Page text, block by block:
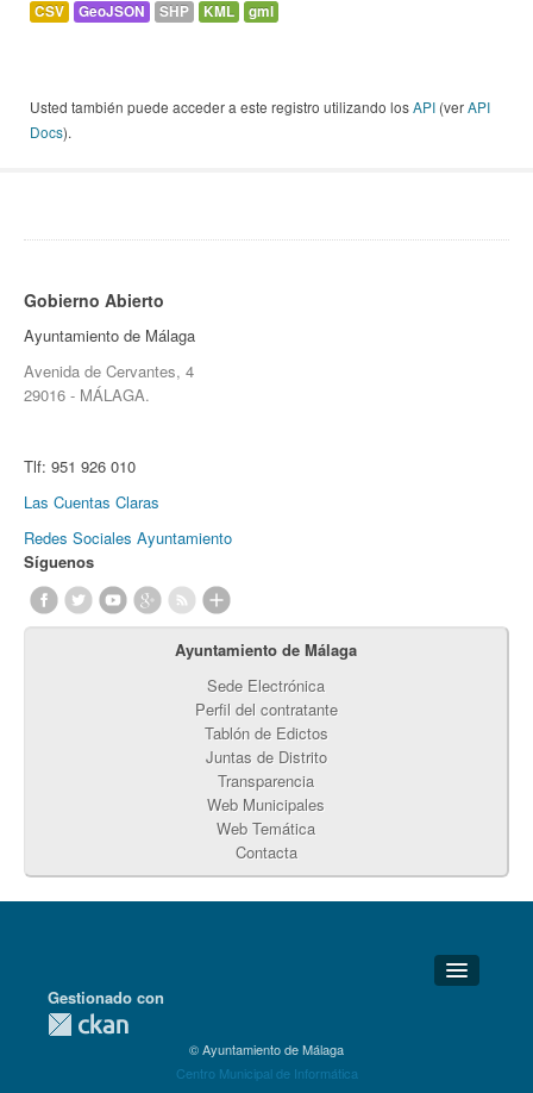
CSV GeoJSON SHP KML gml
Usted también puede acceder a este registro utilizando losAPI (verAPI
Docs).
Gobierno Abierto
Ayuntamiento de Málaga
Avenida de Cervantes, 4
29016 - MÁLAGA.
Tlf: 951 926 010
Las Cuentas Claras
Redes Sociales Ayuntamiento
Síguenos
Ayuntamiento de Málaga
Sede Electrónica
Perfil del contratante
Tablón de Edictos
Juntas de Distrito
Transparencia
Web Municipales
Web Temática
Contacta
Detalles Técnicos
Gestionado con
© Ayuntamiento de Málaga
Centro Municipal de Informática